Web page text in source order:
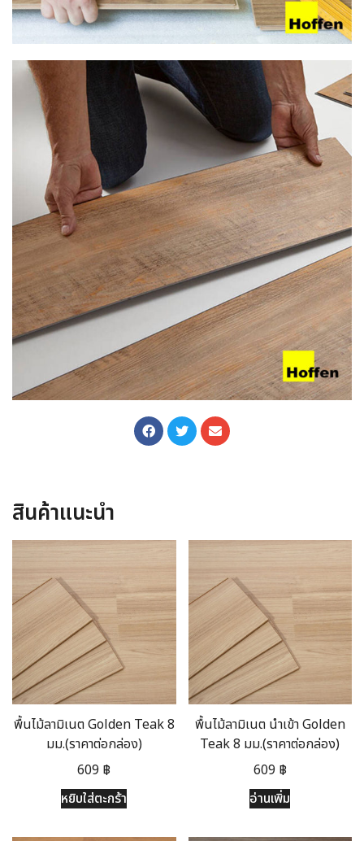
สินค้าแนะนำ
พื้นไม้ลามิเนต Golden Teak 8
มม.(ราคาต่อกล่อง)
609 ฿
หยิบใส่ตะกร้า
พื้นไม้ลามิเนต นำเข้า Golden
Teak 8 มม.(ราคาต่อกล่อง)
609 ฿
อ่านเพิ่ม